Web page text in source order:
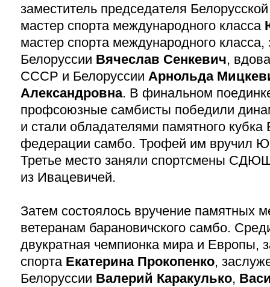
заместитель председателя
мастер спорта международного класса
мастер спорта международного
Белоруссии Вячеслав Сенкевич,
СССР и Белоруссии Арнольда
Александровна. В финальном
профсоюзные самбисты победили
и стали обладателями памятного кубка
федерации самбо. Трофей им вручил
Третье место заняли спортсмены
из Ивацевичей.
Затем состоялось вручение памятных
ветеранам барановичского самбо.
двукратная чемпионка мира и Европы,
спорта Екатерина Прокопенко,
Белоруссии Валерий Каракулько,